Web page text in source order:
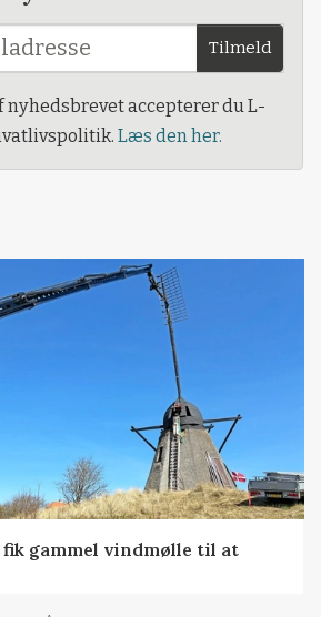
Tilmeld
accepterer du L-
Læs den her.
gammel vindmølle til at